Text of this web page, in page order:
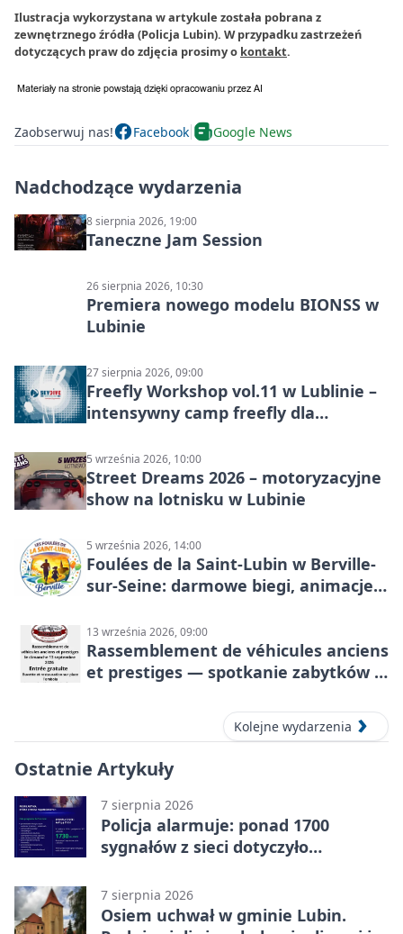
Ilustracja wykorzystana w artykule została pobrana z
zewnętrznego źródła (Policja Lubin). W przypadku zastrzeżeń
dotyczących praw do zdjęcia prosimy o kontakt.
Zaobserwuj nas! Facebook Google News
Nadchodzące wydarzenia
8 sierpnia 2026, 19:00
Taneczne Jam Session
26 sierpnia 2026, 10:30
Premiera nowego modelu BIONSS w
Lubinie
27 sierpnia 2026, 09:00
Freefly Workshop vol.11 w Lublinie –
intensywny camp freefly dla
5 września 2026, 10:00
Street Dreams 2026 – motoryzacyjne
show na lotnisku w Lubinie
5 września 2026, 14:00
Foulées de la Saint-Lubin w Berville-
sur-Seine: darmowe biegi, animacje i
13 września 2026, 09:00
Rassemblement de véhicules anciens
et prestiges — spotkanie zabytków i
Kolejne wydarzenia
Ostatnie Artykuły
7 sierpnia 2026
Policja alarmuje: ponad 1700
sygnałów z sieci dotyczyło
7 sierpnia 2026
Osiem uchwał w gminie Lubin.